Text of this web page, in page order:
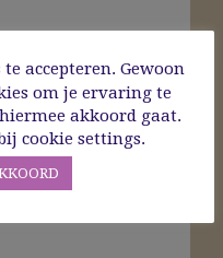
accepteren. Gewoon
om je ervaring te
akkoord gaat.
cookie settings.